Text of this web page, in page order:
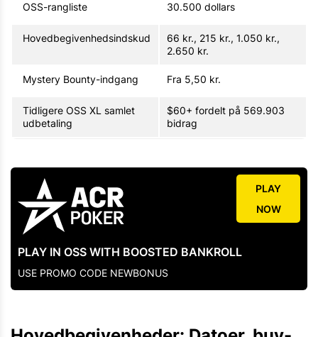
OSS-rangliste 30.500 dollars
Hovedbegivenhedsindskud
66 kr., 215 kr., 1.050 kr.,
2.650 kr.
Mystery Bounty-indgang Fra 5,50 kr.
Tidligere OSS XL samlet
udbetaling
$60+ fordelt på 569.903
bidrag
PLAY IN OSS WITH BOOSTED BANKROLL
USE PROMO CODE NEWBONUS
PLAY
NOW